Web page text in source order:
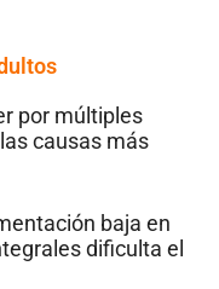
por múltiples
causas más
baja en
dificulta el